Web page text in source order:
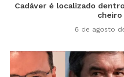
Cadáver é localizado
cheiro
6 de agosto